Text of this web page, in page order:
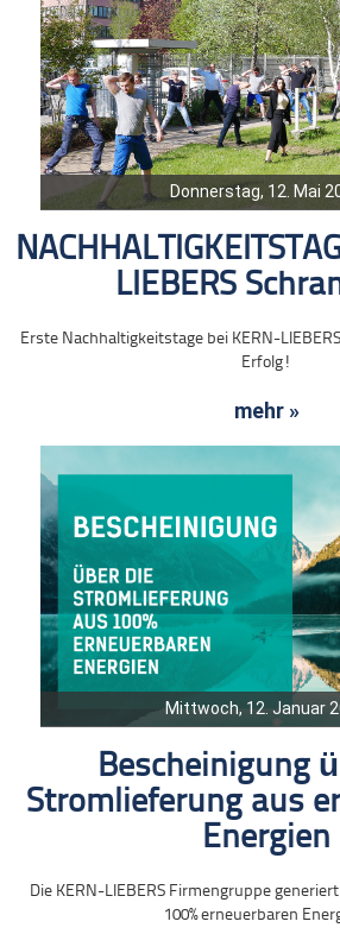
Donnerstag, 12. Mai
LIEBERS
Erste Nachhaltigkeitstage bei KERN-
Erfolg!
mehr »
Mittwoch, 12. Januar
Bescheinigung
Stromlieferung aus
Energien
Die KERN-LIEBERS Firmengruppe
100% erneuerbaren